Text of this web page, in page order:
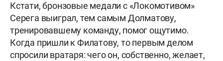
Кстати, бронзовые медали с «Локомотивом»
Серега выиграл, тем самым Долматову,
тренировавшему команду, помог ощутимо.
Когда пришли к Филатову, то первым делом
спросили вратаря: чего он, собственно, желает,